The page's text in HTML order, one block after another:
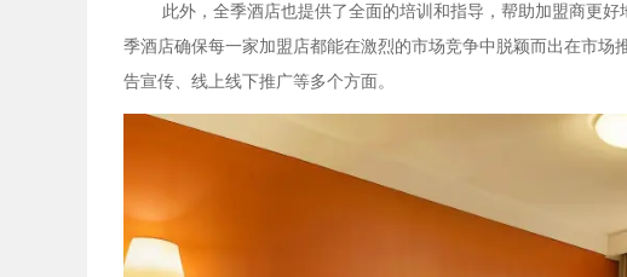
此外，全季酒店也提供了全面的培训和指导，帮助加盟商更
季酒店确保每一家加盟店都能在激烈的市场竞争中脱颖而出在市
告宣传、线上线下推广等多个方面。